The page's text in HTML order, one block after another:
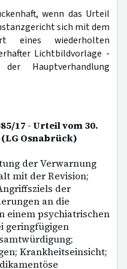
wenn das Urteil
sich mit dem
eines wiederholten
Lichtbildvorlage -
Hauptverhandlung
17 - Urteil vom 30.
Osnabrück)
der Verwarnung
mit der Revision;
der
an die
einem psychiatrischen
geringfügigen
Krankheitseinsicht;